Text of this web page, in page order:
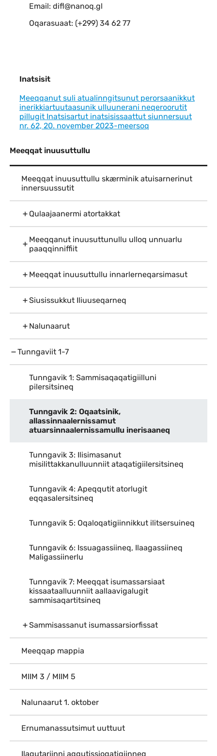
Email: difl@nanoq.gl
Oqarasuaat: (+299) 34 62 77
Inatsisit
Meeqqanut suli atualinngitsunut perorsaanikkut
inerikkiartuutaasunik ulluunerani neqeroorutit
pillugit Inatsisartut inatsisissaattut siunnersuut
nr. 62, 20. november 2023-meersoq
Meeqqat inuusuttullu
Meeqqat inuusuttullu skærminik atuisarnerinut
innersuussutit
Qulaajaanermi atortakkat
Meeqqanut inuusuttunullu ulloq unnuarlu
paaqqinniffiit
Meeqqat inuusuttullu innarlerneqarsimasut
Siusissukkut Iliuuseqarneq
Nalunaarut
Tunngaviit 1-7
Tunngavik 1: Sammisaqaqatigiilluni
pilersitsineq
Tunngavik 2: Oqaatsinik,
allassinnaalernissamut
atuarsinnaalernissamullu inerisaaneq
Tunngavik 3: Ilisimasanut
misilittakkanulluunniit ataqatigiilersitsineq
Tunngavik 4: Apeqqutit atorlugit
eqqasalersitsineq
Tunngavik 5: Oqaloqatigiinnikkut ilitsersuineq
Tunngavik 6: Issuagassiineq, Ilaagassiineq
Maligassiinerlu
Tunngavik 7: Meeqqat isumassarsiaat
kissaataalluunniit aallaavigalugit
sammisaqartitsineq
Sammisassanut isumassarsiorfissat
Meeqqap mappia
MIIM 3 / MIIM 5
Nalunaarut 1. oktober
Ernumanassutsimut uuttuut
Ilaqutariinni aqqutissioqatigiinneq